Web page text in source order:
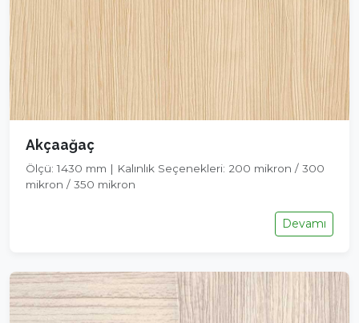
Akçaağaç
Ölçü: 1430 mm | Kalınlık Seçenekleri: 200 mikron / 300
mikron / 350 mikron
Devamı